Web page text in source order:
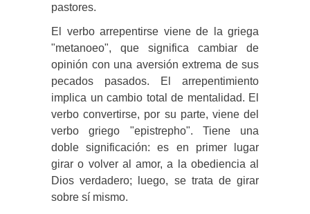
pastores.
El verbo arrepentirse viene de la griega
"metanoeo", que significa cambiar de
opinión con una aversión extrema de sus
pecados pasados. El arrepentimiento
implica un cambio total de mentalidad. El
verbo convertirse, por su parte, viene del
verbo griego "epistrepho". Tiene una
doble significación: es en primer lugar
girar o volver al amor, a la obediencia al
Dios verdadero; luego, se trata de girar
sobre sí mismo.